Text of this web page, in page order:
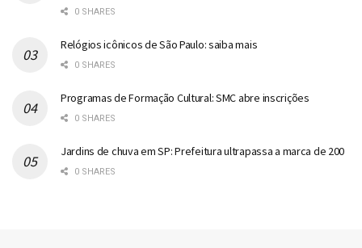
0 SHARES
Relógios icônicos de São Paulo: saiba mais
0 SHARES
Programas de Formação Cultural: SMC abre inscrições
0 SHARES
Jardins de chuva em SP: Prefeitura ultrapassa a marca de 200
0 SHARES